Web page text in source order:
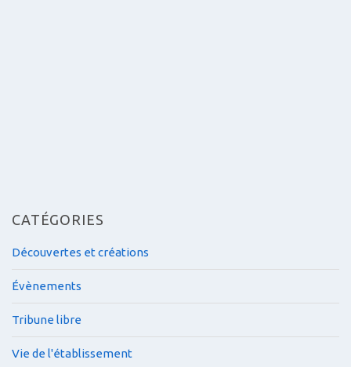
CATÉGORIES
Découvertes et créations
Évènements
Tribune libre
Vie de l'établissement